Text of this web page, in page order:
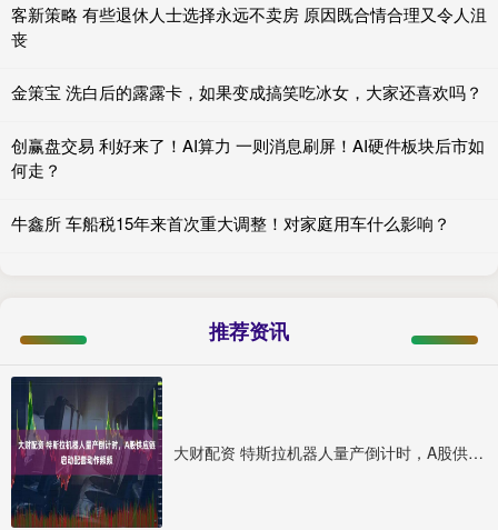
客新策略 有些退休人士选择永远不卖房 原因既合情合理又令人沮
丧
金策宝 洗白后的露露卡，如果变成搞笑吃冰女，大家还喜欢吗？
创赢盘交易 利好来了！AI算力 一则消息刷屏！AI硬件板块后市如
何走？
牛鑫所 车船税15年来首次重大调整！对家庭用车什么影响？
推荐资讯
大财配资 特斯拉机器人量产倒计时，A股供应链启动配套动作频频